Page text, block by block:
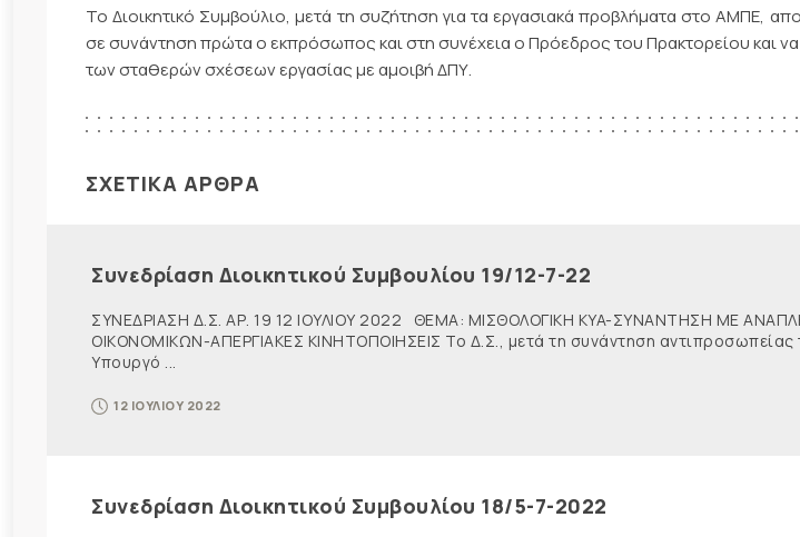
Το Διοικητικό Συμβούλιο, μετά τη συζήτηση για τα εργασιακά προβλήματα στο ΑΜΠΕ,
σε συνάντηση πρώτα ο εκπρόσωπος και στη συνέχεια ο Πρόεδρος του Πρακτορείου και
των σταθερών σχέσεων εργασίας με αμοιβή ΔΠΥ.
ΣΧΕΤΙΚΑ ΑΡΘΡΑ
Συνεδρίαση Διοικητικού Συμβουλίου 19/12-7-22
ΣΥΝΕΔΡΙΑΣΗ Δ.Σ. ΑΡ. 19 12 ΙΟΥΛΙΟΥ 2022 ΘΕΜΑ: ΜΙΣΘΟΛΟΓΙΚΗ KYA-ΣΥΝΑΝΤΗΣΗ ΜΕ
ΟΙΚΟΝΟΜΙΚΩΝ-ΑΠΕΡΓΙΑΚΕΣ ΚΙΝΗΤΟΠΟΙΗΣΕΙΣ Το Δ.Σ., μετά τη συνάντηση αντιπροσωπείας
Υπουργό ...
12 ΙΟΥΛΙΟΥ 2022
Συνεδρίαση Διοικητικού Συμβουλίου 18/5-7-2022